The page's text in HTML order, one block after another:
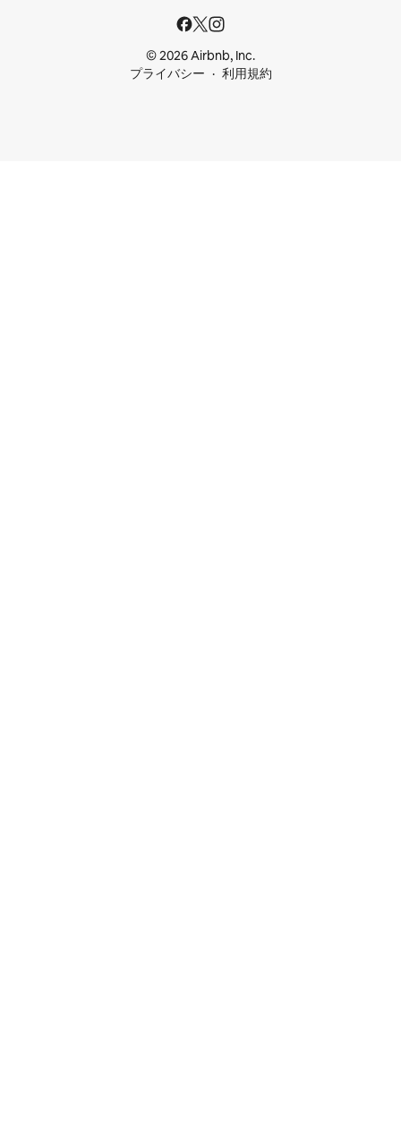
© 2026 Airbnb, Inc.
プライバシー
利用規約